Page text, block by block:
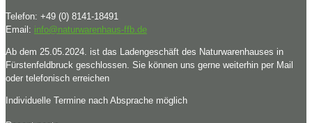
Telefon: +49 (0) 8141-18491
Email: info@naturwarenhaus-ffb.de
Ab dem 25.05.2024. ist das Ladengeschäft des Naturwarenhauses in
Fürstenfeldbruck geschlossen. Sie können uns gerne weiterhin per Mail
oder telefonisch erreichen
Individuelle Termine nach Absprache möglich